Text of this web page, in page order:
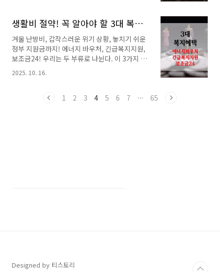
복순'은 ‘킬러 엄마’라는 독..
색이 바랜 듯했다.오늘은 넷플릭스 영화 '사마
귀'의 줄거리, 출연배우, 결말, 감상평을 소개한
다.영화 사마귀 티저 영상 보기☞ 들어가기 전에
짧게 맛보기!전작 영화 '길복순' 리뷰☞ 필수는
아니지만, 알고보면 도움이 된다! 영화 '사마귀'
정보넷플릭스 영화 는 ‘킬복순’ 세계관을 확장한
갈등과 경쟁을 그린다. 임시완, 박규영, 조우진이
생활비 절약! 꼭 알아야 할 3대 복지 혜택 (에너지 바우처·긴급복지지원·보조금24)
겨울 난방비, 갑작스러운 위기 상황, 놓치기 쉬운
정부 지원금까지! 에너지 바우처, 긴급복지지원,
보조금24! 우리는 두 부류로 나뉜다. 이 3가지 복
어렴풋이 알고 있어 이도저도 아니다. 그래서 정
혜택을 한눈에 정리한다. 각각의 복지 혜택에 대
2025. 10. 16.
1 2 3 4 5 6 7 ··· 65
Designed by 티스토리